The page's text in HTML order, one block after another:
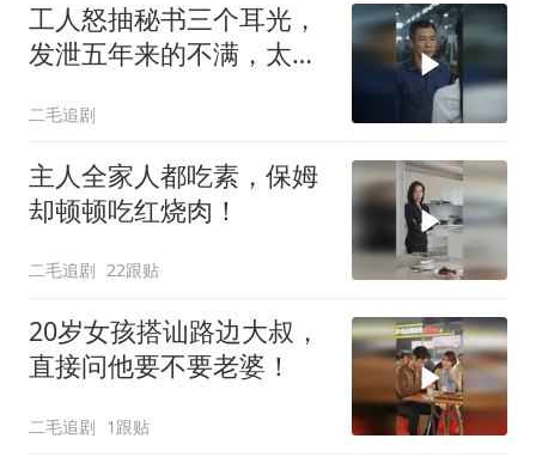
工人怒抽秘书三个耳光，
发泄五年来的不满，太解
二毛追剧
主人全家人都吃素，保姆
却顿顿吃红烧肉！
二毛追剧 22跟贴
20岁女孩搭讪路边大叔，
直接问他要不要老婆！
二毛追剧 1跟贴